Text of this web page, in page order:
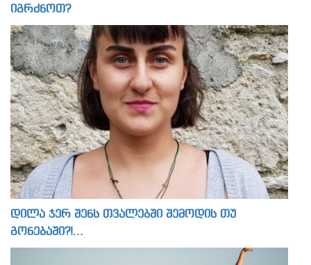
იგრძნოთ?
დილა ჯერ შენს თვალებში შემოდის თუ
გონებაში?!…